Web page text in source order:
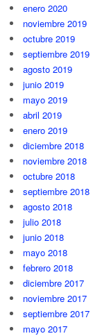
enero 2020
noviembre 2019
octubre 2019
septiembre 2019
agosto 2019
junio 2019
mayo 2019
abril 2019
enero 2019
diciembre 2018
noviembre 2018
octubre 2018
septiembre 2018
agosto 2018
julio 2018
junio 2018
mayo 2018
febrero 2018
diciembre 2017
noviembre 2017
septiembre 2017
mayo 2017